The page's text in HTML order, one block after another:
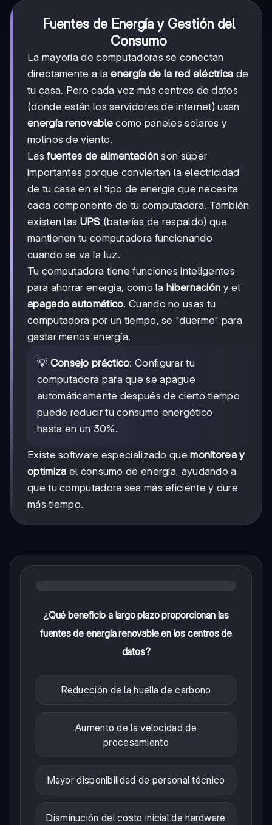
Fuentes de Energía y Gestión del
Consumo
La mayoría de computadoras se conectan
directamente a laenergía de la red eléctrica de
tu casa. Pero cada vez más centros de datos
(donde están los servidores de internet) usan
energía renovable como paneles solares y
molinos de viento.
Lasfuentes de alimentación son súper
importantes porque convierten la electricidad
de tu casa en el tipo de energía que necesita
cada componente de tu computadora. También
existen las UPS (baterías de respaldo) que
mantienen tu computadora funcionando
cuando se va la luz.
Tu computadora tiene funciones inteligentes
para ahorrar energía, como la hibernación y el
apagado automático. Cuando no usas tu
computadora por un tiempo, se "duerme" para
gastar menos energía.
💡 Consejo práctico: Configurar tu
computadora para que se apague
automáticamente después de cierto tiempo
puede reducir tu consumo energético
hasta en un 30%.
Existe software especializado quemonitorea y
optimiza el consumo de energía, ayudando a
que tu computadora sea más eficiente y dure
más tiempo.
¿Qué beneficio a largo plazo proporcionan las
fuentes de energía renovable en los centros de
datos?
Reducción de la huella de carbono
Aumento de la velocidad de
procesamiento
Mayor disponibilidad de personal técnico
Disminución del costo inicial de hardware